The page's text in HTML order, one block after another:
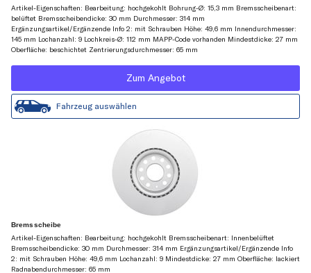
Artikel-Eigenschaften: Bearbeitung: hochgekohlt Bohrung-Ø: 15,3 mm Bremsscheibenart:
belüftet Bremsscheibendicke: 30 mm Durchmesser: 314 mm
Ergänzungsartikel/Ergänzende Info 2: mit Schrauben Höhe: 49,6 mm Innendurchmesser:
145 mm Lochanzahl: 9 Lochkreis-Ø: 112 mm MAPP-Code vorhanden Mindestdicke: 27 mm
Oberfläche: beschichtet Zentrierungsdurchmesser: 65 mm
Zum Angebot
Fahrzeug auswählen
Bremsscheibe
Artikel-Eigenschaften: Bearbeitung: hochgekohlt Bremsscheibenart: Innenbelüftet
Bremsscheibendicke: 30 mm Durchmesser: 314 mm Ergänzungsartikel/Ergänzende Info
2: mit Schrauben Höhe: 49,6 mm Lochanzahl: 9 Mindestdicke: 27 mm Oberfläche: lackiert
Radnabendurchmesser: 65 mm